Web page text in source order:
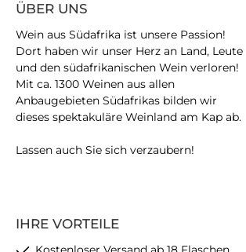
IHRE VORTEILE
ÜBER UNS
Wein aus Südafrika ist unsere Passion!
Dort haben wir unser Herz an Land, Leute
und den südafrikanischen Wein verloren!
Mit ca. 1300 Weinen aus allen
Anbaugebieten Südafrikas bilden wir
dieses spektakuläre Weinland am Kap ab.
Lassen auch Sie sich verzaubern!